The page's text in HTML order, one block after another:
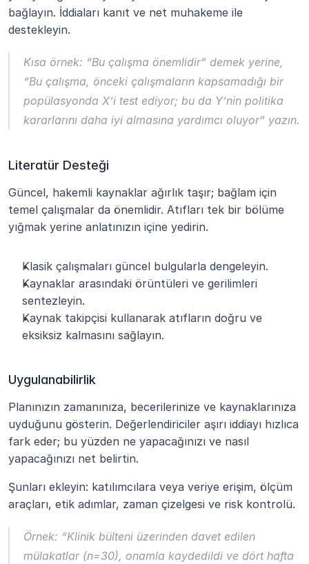
bağlayın. İddiaları kanıt ve net muhakeme ile
destekleyin.
Kısa örnek: “Bu çalışma önemlidir” demek yerine,
“Bu çalışma, önceki çalışmaların kapsamadığı bir
popülasyonda X’i test ediyor; bu da Y’nin politika
kararlarını daha iyi almasına yardımcı oluyor” yazın.
Literatür Desteği
Güncel, hakemli kaynaklar ağırlık taşır; bağlam için
temel çalışmalar da önemlidir. Atıfları tek bir bölüme
yığmak yerine anlatınızın içine yedirin.
Klasik çalışmaları güncel bulgularla dengeleyin.
Kaynaklar arasındaki örüntüleri ve gerilimleri
sentezleyin.
Kaynak takipçisi kullanarak atıfların doğru ve
eksiksiz kalmasını sağlayın.
Uygulanabilirlik
Planınızın zamanınıza, becerilerinize ve kaynaklarınıza
uyduğunu gösterin. Değerlendiriciler aşırı iddiayı hızlıca
fark eder; bu yüzden ne yapacağınızı ve nasıl
yapacağınızı net belirtin.
Şunları ekleyin: katılımcılara veya veriye erişim, ölçüm
araçları, etik adımlar, zaman çizelgesi ve risk kontrolü.
Örnek: “Klinik bülteni üzerinden davet edilen
mülakatlar (n=30), onamla kaydedildi ve dört hafta